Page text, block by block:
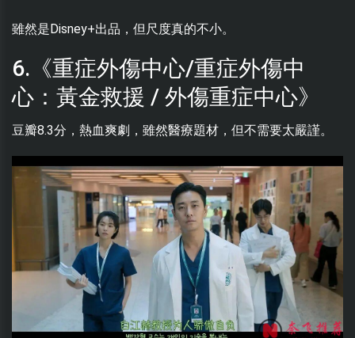
雖然是Disney+出品，但尺度真的不小。
6.《重症外傷中心/重症外傷中
心：黃金救援 / 外傷重症中心》
豆瓣8.3分，熱血爽劇，雖然醫療題材，但不需要太嚴謹。